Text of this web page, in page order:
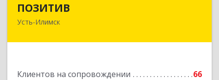
ПОЗИТИВ
Усть-Илимск
Клиентов на сопровождении 66
666679, Иркутская обл, Усть-Илимск г, Дружбы